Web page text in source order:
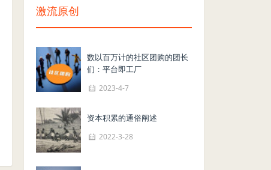
激流原创
数以百万计的社区团购的团长
们：平台即工厂
2023-4-7
资本积累的通俗阐述
2022-3-28